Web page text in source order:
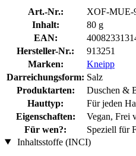
Art.-Nr.:
XOF-MUE-
Inhalt:
80 g
EAN:
Hersteller-Nr.:
913251
Marken:
Kneipp
Darreichungsform: Salz
Produktarten:
Duschen &
Hauttyp:
Für jeden
Eigenschaften:
Vegan, Frei
Für wen?:
Speziell für
Inhaltsstoffe (INCI)